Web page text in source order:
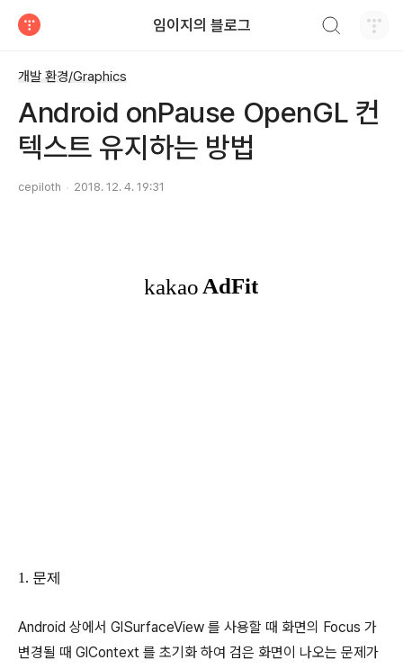
임이지의 블로그
개발 환경/Graphics
Android onPause OpenGL 컨
텍스트 유지하는 방법
cepiloth 2018. 12. 4. 19:31
1. 문제
Android 상에서 GlSurfaceView 를 사용할 때 화면의 Focus 가
변경될 때 GlContext 를 초기화 하여 검은 화면이 나오는 문제가